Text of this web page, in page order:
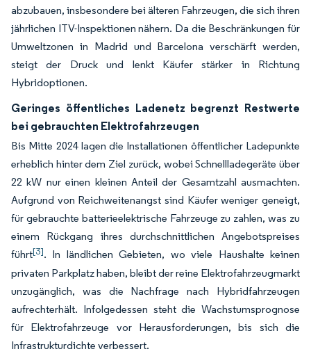
abzubauen, insbesondere bei älteren Fahrzeugen, die sich ihren
jährlichen ITV-Inspektionen nähern. Da die Beschränkungen für
Umweltzonen in Madrid und Barcelona verschärft werden,
steigt der Druck und lenkt Käufer stärker in Richtung
Hybridoptionen.
Geringes öffentliches Ladenetz begrenzt Restwerte
bei gebrauchten Elektrofahrzeugen
Bis Mitte 2024 lagen die Installationen öffentlicher Ladepunkte
erheblich hinter dem Ziel zurück, wobei Schnellladegeräte über
22 kW nur einen kleinen Anteil der Gesamtzahl ausmachten.
Aufgrund von Reichweitenangst sind Käufer weniger geneigt,
für gebrauchte batterieelektrische Fahrzeuge zu zahlen, was zu
einem Rückgang ihres durchschnittlichen Angebotspreises
führt[3]. In ländlichen Gebieten, wo viele Haushalte keinen
privaten Parkplatz haben, bleibt der reine Elektrofahrzeugmarkt
unzugänglich, was die Nachfrage nach Hybridfahrzeugen
aufrechterhält. Infolgedessen steht die Wachstumsprognose
für Elektrofahrzeuge vor Herausforderungen, bis sich die
Infrastrukturdichte verbessert.